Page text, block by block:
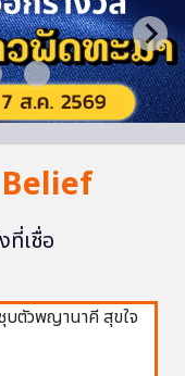
ที่เชื่อ